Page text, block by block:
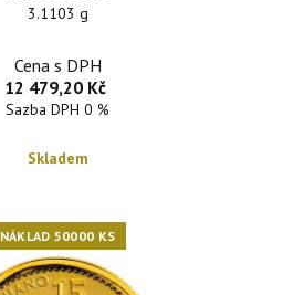
3.1103 g
Cena s DPH
12 479,20 Kč
Sazba DPH 0 %
Skladem
NÁKLAD 50000 KS